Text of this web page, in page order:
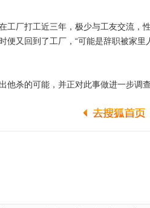
厂打工近三年，极少与工友交流，
便又回到了工厂，“可能是辞职被家
杀的可能，并正对此事做进一步调查